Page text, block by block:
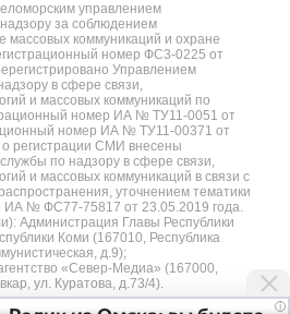
управлением
за соблюдением
массовых коммуникаций и охране
номер ФС3-0225 от
Управлением
в сфере связи,
и массовых коммуникаций по
номер ИА № ТУ11-0051 от
номер ИА № ТУ11-00371 от
о регистрации СМИ внесены
по надзору в сфере связи,
и массовых коммуникаций в связи с
уточнением тематики
ИА № ФС77-75817 от 23.05.2019 года.
Администрация Главы Республики
Коми (167010, Республика
д.9);
«Север-Медиа» (167000,
ул. Куратова, д.73/4).
i